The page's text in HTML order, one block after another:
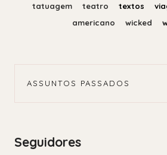
tatuagem
teatro textos
americano
wicked
ASSUNTOS PASSADOS
Seguidores